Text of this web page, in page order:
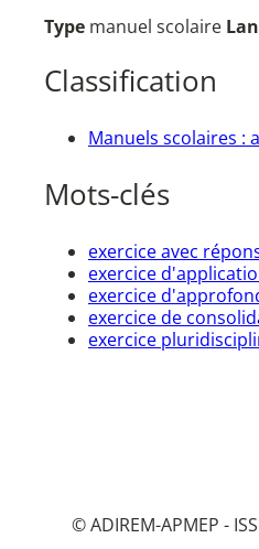
Type manuel scolaire
Classification
Manuels scolaires :
Mots-clés
exercice avec
exercice
exercice
exercice de
exercice
© ADIREM-APMEP -